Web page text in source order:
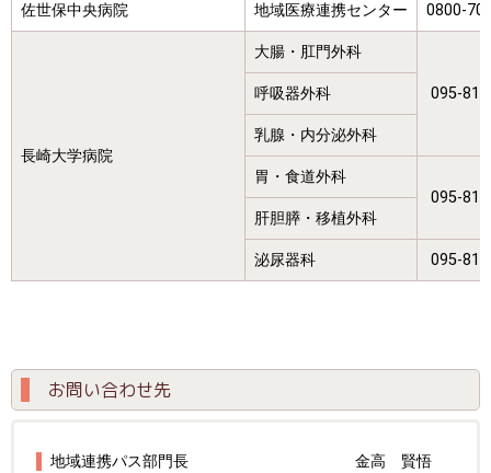
佐世保中央病院 地域医療連携センター 0800-
長崎大学病院
大腸・肛門外科
095-
呼吸器外科
乳腺・内分泌外科
胃・食道外科
095-
肝胆膵・移植外科
泌尿器科 095-
お問い合わせ先
地域連携パス部門長
金高 賢悟